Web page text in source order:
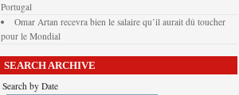
Portugal
Omar Artan recevra bien le salaire qu’il aurait dû toucher
pour le Mondial
SEARCH ARCHIVE
Search by Date